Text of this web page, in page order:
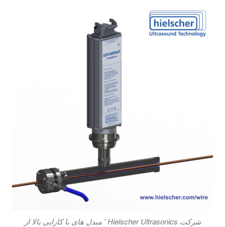
شرکت Hielscher Ultrasonics ’ مبدل های با کارایی بالا از